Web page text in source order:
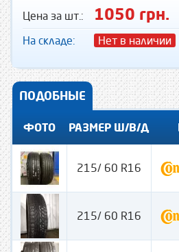
Цена за шт.: 1050 грн.
На складе: Нет в наличии
ПОДОБНЫЕ
ФОТО РАЗМЕР Ш/В/Д
215/ 60 R16
215/ 60 R16